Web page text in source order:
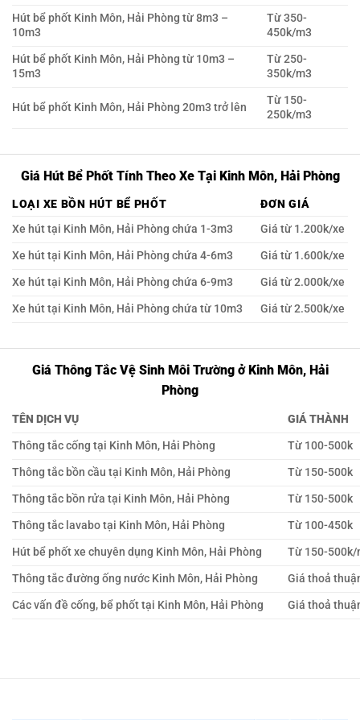
Hút bể phốt Kinh Môn, Hải Phòng từ 8m3 –
10m3
Từ 350-
450k/m3
Hút bể phốt Kinh Môn, Hải Phòng từ 10m3 –
15m3
Từ 250-
350k/m3
Hút bể phốt Kinh Môn, Hải Phòng 20m3 trở lên
Từ 150-
250k/m3
Giá Hút Bể Phốt Tính Theo Xe Tại Kinh Môn, Hải Phòng
LOẠI XE BỒN HÚT BỂ PHỐT
ĐƠN GIÁ
Xe hút tại Kinh Môn, Hải Phòng chứa 1-3m3
Giá từ 1.200k/xe
Xe hút tại Kinh Môn, Hải Phòng chứa 4-6m3
Giá từ 1.600k/xe
Xe hút tại Kinh Môn, Hải Phòng chứa 6-9m3
Giá từ 2.000k/xe
Xe hút tại Kinh Môn, Hải Phòng chứa từ 10m3
Giá từ 2.500k/xe
Giá Thông Tắc Vệ Sinh Môi Trường ở Kinh Môn, Hải
Phòng
TÊN DỊCH VỤ
GIÁ THÀNH
Thông tắc cống tại Kinh Môn, Hải Phòng
Từ 100-500k
Thông tắc bồn cầu tại Kinh Môn, Hải Phòng
Từ 150-500k
Thông tắc bồn rửa tại Kinh Môn, Hải Phòng
Từ 150-500k
Thông tắc lavabo tại Kinh Môn, Hải Phòng
Từ 100-450k
Hút bể phốt xe chuyên dụng Kinh Môn, Hải Phòng
Từ 150-500k/
Thông tắc đường ống nước Kinh Môn, Hải Phòng
Giá thoả
Các vấn đề cống, bể phốt tại Kinh Môn, Hải Phòng
Giá thoả